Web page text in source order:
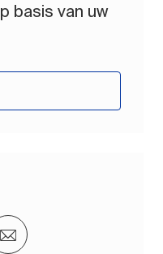
basis van uw
via LinkedIn
Delen via e-mail